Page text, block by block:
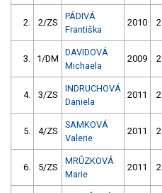
2. 2/ZS
PÁDIVÁ
Františka
2010 2
3. 1/DM
DAVIDOVÁ
Michaela
2009 2
4. 3/ZS
INDRUCHOVÁ
Daniela
2011 2
5. 4/ZS
SAMKOVÁ
Valerie
2011 2
6. 5/ZS
MRŮZKOVÁ
Marie
2011 2